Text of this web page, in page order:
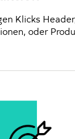
Klicks
oder